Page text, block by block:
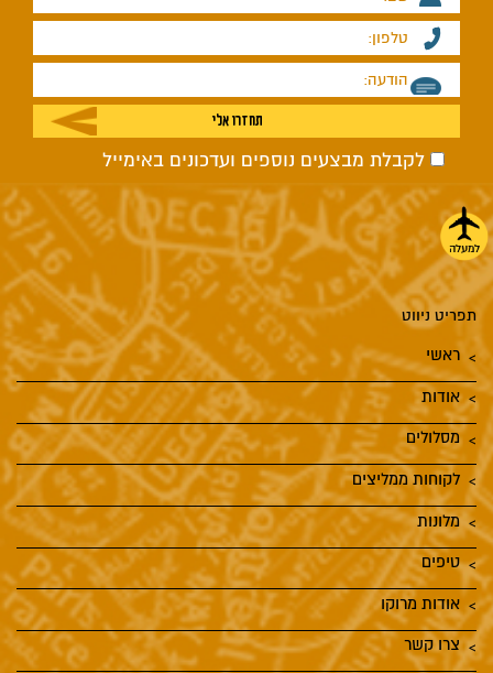
לקבלת מבצעים נוספים ועדכונים באימייל
תפריט ניווט
ראשי
אודות
מסלולים
לקוחות ממליצים
מלונות
טיפים
אודות מרוקו
צרו קשר